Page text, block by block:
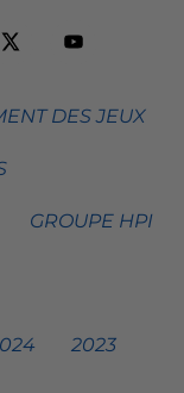
DES JEUX
GROUPE HPI
2023